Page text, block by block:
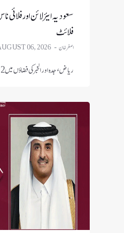
سعودیہ ایئر لائن اور
فلائٹ
اصغر خان 06, 2026
ریاض، جدہ اور الخبر کی فضاؤں میں 2 بڑے مسافر طیا ...